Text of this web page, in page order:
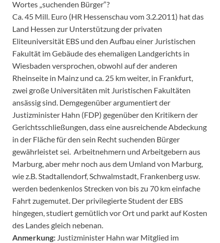
Wortes „suchenden Bürger“?
Ca. 45 Mill. Euro (HR Hessenschau vom 3.2.2011) hat das
Land Hessen zur Unterstützung der privaten
Eliteuniversität EBS und den Aufbau einer Juristischen
Fakultät im Gebäude des ehemaligen Landgerichts in
Wiesbaden versprochen, obwohl auf der anderen
Rheinseite in Mainz und ca. 25 km weiter, in Frankfurt,
zwei große Universitäten mit Juristischen Fakultäten
ansässig sind. Demgegenüber argumentiert der
Justizminister Hahn (FDP) gegenüber den Kritikern der
Gerichtsschließungen, dass eine ausreichende Abdeckung
in der Fläche für den sein Recht suchenden Bürger
gewährleistet sei. Arbeitnehmern und Arbeitgebern aus
Marburg, aber mehr noch aus dem Umland von Marburg,
wie z.B. Stadtallendorf, Schwalmstadt, Frankenberg usw.
werden bedenkenlos Strecken von bis zu 70 km einfache
Fahrt zugemutet. Der privilegierte Student der EBS
hingegen, studiert gemütlich vor Ort und parkt auf Kosten
des Landes gleich nebenan.
Anmerkung: Justizminister Hahn war Mitglied im